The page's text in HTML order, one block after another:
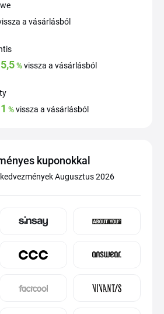
a vásárlásból
5,5%vissza a vásárlásból
1 %vissza a vásárlásból
kuponokkal
Augusztus 2026